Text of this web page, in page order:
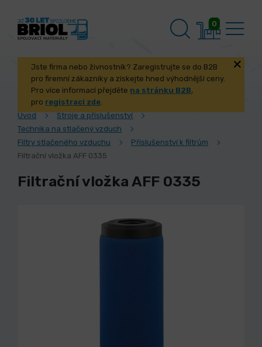
0
Jste firma nebo živnostník? Zaregistrujte se do B2B
pro firemní zákazníky a získejte hned výhodnější ceny.
Pro více informací přejděte na stránku B2B,
pro registraci zde.
Úvod
Stroje a příslušenství
Technika na stlačený vzduch
Filtry stlačeného vzduchu
Příslušenství k filtrům
Filtrační vložka AFF 0335
Filtrační vložka AFF 0335